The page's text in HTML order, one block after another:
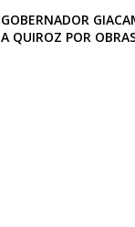
GOBERNADOR
A QUIROZ POR